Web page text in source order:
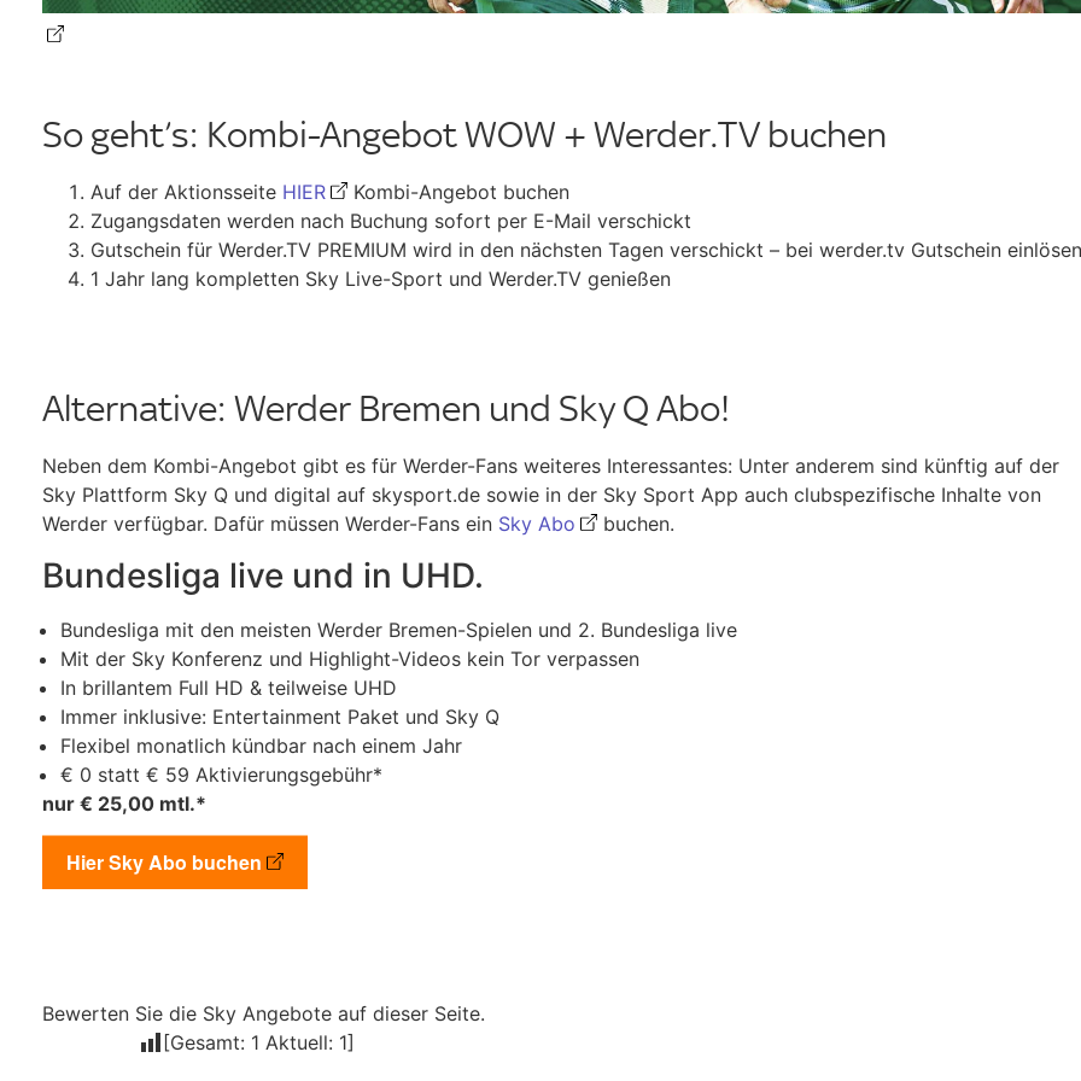
So geht’s: Kombi-Angebot WOW + Werder.TV buchen
Auf der Aktionsseite HIER
Kombi-Angebot buchen
Zugangsdaten werden nach Buchung sofort per E-Mail verschickt
Gutschein für Werder.TV PREMIUM wird in den nächsten Tagen verschickt – bei werder.tv Gutschein einlösen
1 Jahr lang kompletten Sky Live-Sport und Werder.TV genießen
Alternative: Werder Bremen und Sky Q Abo!
Neben dem Kombi-Angebot gibt es für Werder-Fans weiteres Interessantes: Unter anderem sind künftig auf der
Sky Plattform Sky Q und digital auf skysport.de sowie in der Sky Sport App auch clubspezifische Inhalte von
Werder verfügbar. Dafür müssen Werder-Fans ein Sky Abo buchen.
Bundesliga live und in UHD.
Bundesliga mit den meisten Werder Bremen-Spielen und 2. Bundesliga live
Mit der Sky Konferenz und Highlight-Videos kein Tor verpassen
In brillantem Full HD & teilweise UHD
Immer inklusive: Entertainment Paket und Sky Q
Flexibel monatlich kündbar nach einem Jahr
€ 0 statt € 59 Aktivierungsgebühr*
nur € 25,00 mtl.*
Hier Sky Abo buchen
Bewerten Sie die Sky Angebote auf dieser Seite.
[Gesamt: 1 Aktuell: 1]